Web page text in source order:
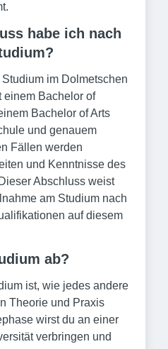
habe ich nach
im Dolmetschen
einem Bachelor of
Bachelor of Arts
und genauem
Fällen werden
und Kenntnisse des
Abschluss weist
am Studium nach
auf diesem
ab?
ist, wie jedes andere
Theorie und Praxis
wirst du an einer
verbringen und